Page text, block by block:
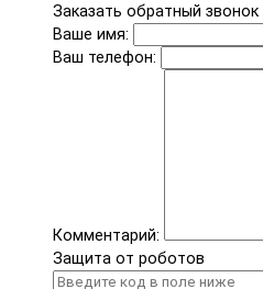
Заказать обратный звонок
Ваше имя:
Ваш телефон:
Комментарий:
Защита от роботов